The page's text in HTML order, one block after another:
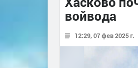
войвода
12:29, 07 фев 2025 г.